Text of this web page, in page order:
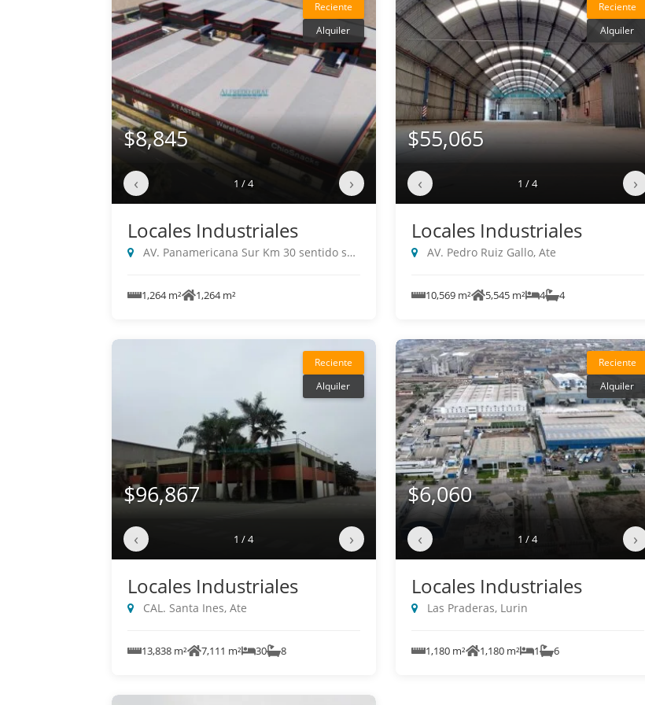
Reciente
Alquiler
$8,845
‹ 1 / 4 ›
Locales Industriales
AV. Panamericana Sur Km 30 sentido sur a, Lurin
1,264 m² 1,264 m²
Reciente
Alquiler
$55,065
‹ 1 / 4 ›
Locales Industriales
AV. Pedro Ruiz Gallo, Ate
10,569 m² 5,545 m² 4 4
Reciente
Alquiler
$96,867
‹ 1 / 4 ›
Locales Industriales
CAL. Santa Ines, Ate
13,838 m² 7,111 m² 30 8
Reciente
Alquiler
$6,060
‹ 1 / 4 ›
Locales Industriales
Las Praderas, Lurin
1,180 m² 1,180 m² 1 6